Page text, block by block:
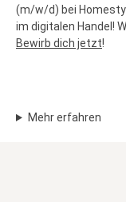
(m/w/d) bei
im digitalen Handel!
Bewirb dich jetzt!
Mehr erfahren